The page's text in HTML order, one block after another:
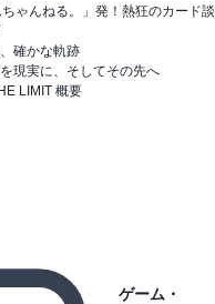
ゃんねる。」発！熱狂のカード談
確かな軌跡
現実に、そしてその先へ
LIMIT 概要
ゲーム・